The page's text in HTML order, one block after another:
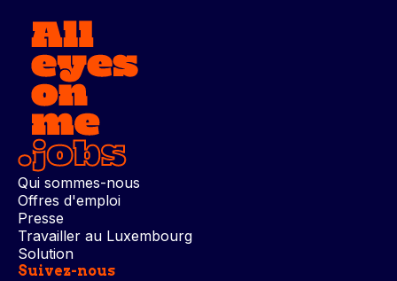
Qui sommes-nous
Offres d'emploi
Presse
Travailler au Luxembourg
Solution
Suivez-nous